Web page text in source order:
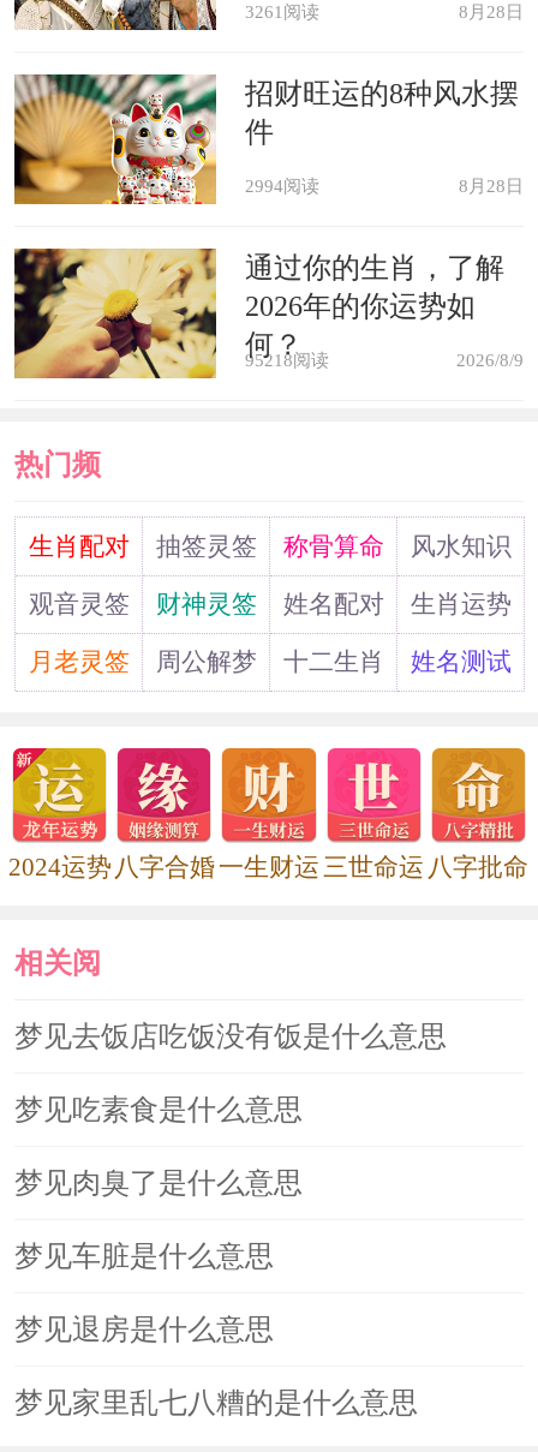
现在的心情不大好，你可以主动的去关
心他，化开这个心结。
梦见参加宴会(聚餐吃饭)，这是一
个好梦，如果在宴会上吃的是山珍海
味、喝的是陈年佳酿，表示你在事业上
会大有收获，财富不断累积，而且和朋
友也处的很好。
金钱运上升。可以期待收入不断增加，
口袋中绰绰有余。不过，要注意不可凭
一时的冲动而买些没用的东西。
3261阅读 8月28日
招财旺运的8种风水摆
件
2994阅读 8月28日
通过你的生肖，了解
2026年的你运势如
何？
95218阅读 2026/8/9
热门频
道生肖配对 抽签灵签 称骨算命
风水知识
观音灵签
财神灵签 姓名配对
生肖运势
月老灵签
周公解梦 十二生肖 姓名测试
2024运势 八字合婚一生财运三世命运 八字批命
相关阅
读
梦见去饭店吃饭没有饭是什么意思
梦见吃素食是什么意思
梦见肉臭了是什么意思
梦见车脏是什么意思
梦见退房是什么意思
梦见家里乱七八糟的是什么意思